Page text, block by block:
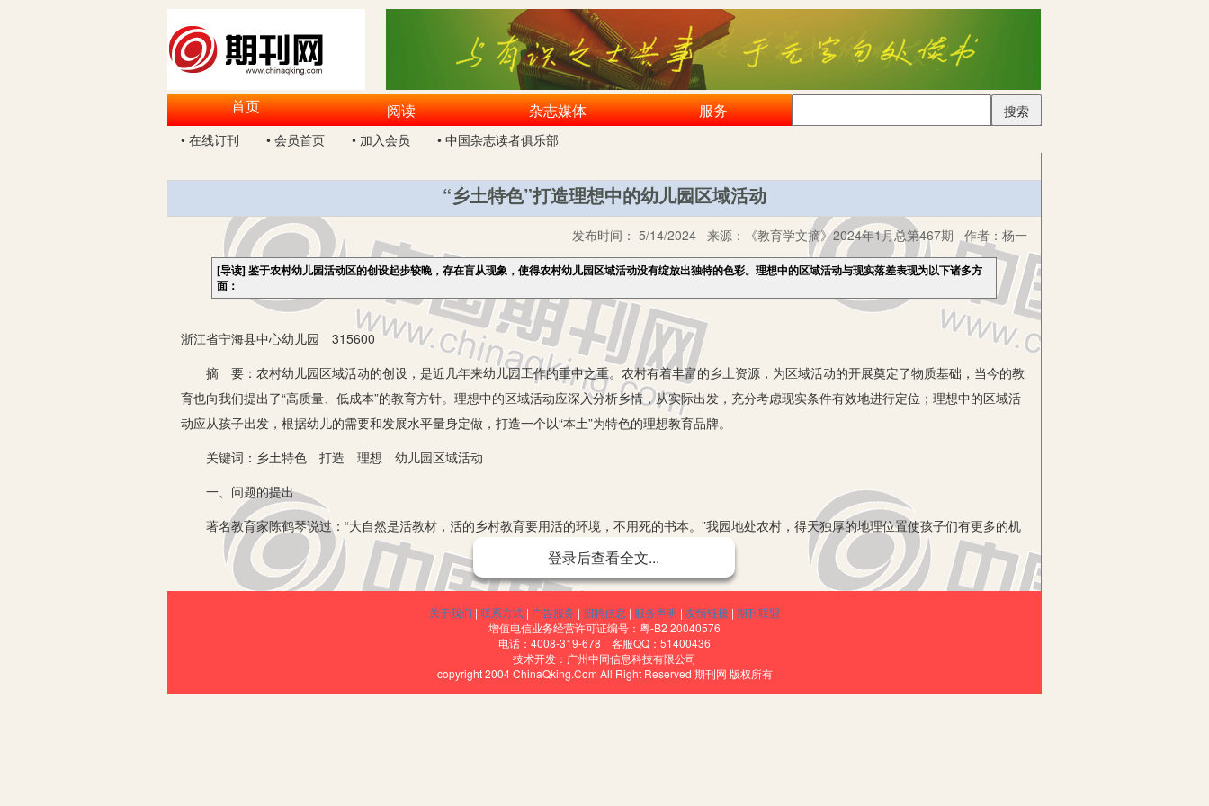
首页 阅读 杂志媒体 服务
搜索
• 在线订刊
• 会员首页 • 加入会员 • 中国杂志读者俱乐部
“乡土特色”打造理想中的幼儿园区域活动
发布时间： 5/14/2024 来源： 《教育学文摘》2024年1月总第467期 作者： 杨一
[导读]鉴于农村幼儿园活动区的创设起步较晚，存在盲从现象，使得农村幼儿园区域活动没有绽放出独特的色彩。理想中的区域活动与现实落差表现为以下诸多方
面：
浙江省宁海县中心幼儿园 315600
摘 要：农村幼儿园区域活动的创设，是近几年来幼儿园工作的重中之重。农村有着丰富的乡土资源，为区域活动的开展奠定了物质基础，当今的教
育也向我们提出了“高质量、低成本”的教育方针。理想中的区域活动应深入分析乡情，从实际出发，充分考虑现实条件有效地进行定位；理想中的区域活
动应从孩子出发，根据幼儿的需要和发展水平量身定做，打造一个以“本土”为特色的理想教育品牌。
关键词：乡土特色 打造 理想 幼儿园区域活动
一、问题的提出
著名教育家陈鹤琴说过：“大自然是活教材，活的乡村教育要用活的环境，不用死的书本。”我园地处农村，得天独厚的地理位置使孩子们有更多的机
会融入到大自然中，和花草为伍，看虫儿嬉戏。然而，美好的理想和现实却存在着落差，鉴于农村幼儿园活动区的创设起步较晚，存在盲从现象，使得农
村幼儿园区域活动没有绽放出独特的色彩。理想中的区域活动与现实落差表现为以下诸多方面：
从空间安排到区域内容效仿多于创造，忽略了个性，缺乏针对性；区域活动随意性大，往往会缺乏计划，想玩什么就玩什么，忽略了内容和玩法。
登录后查看全文...
关于我们 | 联系方式 | 广告服务 | 招聘信息 | 服务声明 | 友情链接 | 期刊联盟
增值电信业务经营许可证编号：粤-B2 20040576
电话：4008-319-678 客服QQ：51400436
技术开发：广州中同信息科技有限公司
copyright 2004 ChinaQking.Com All Right Reserved 期刊网 版权所有